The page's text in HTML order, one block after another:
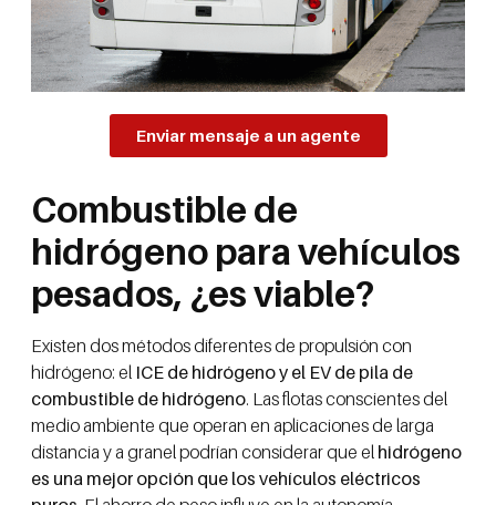
Enviar mensaje a un agente
Combustible de
hidrógeno para vehículos
pesados, ¿es viable?
Existen dos métodos diferentes de propulsión con
hidrógeno: el ICE de hidrógeno y el EV de pila de
combustible de hidrógeno. Las flotas conscientes del
medio ambiente que operan en aplicaciones de larga
distancia y a granel podrían considerar que el hidrógeno
es una mejor opción que los vehículos eléctricos